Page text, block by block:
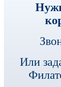
Или